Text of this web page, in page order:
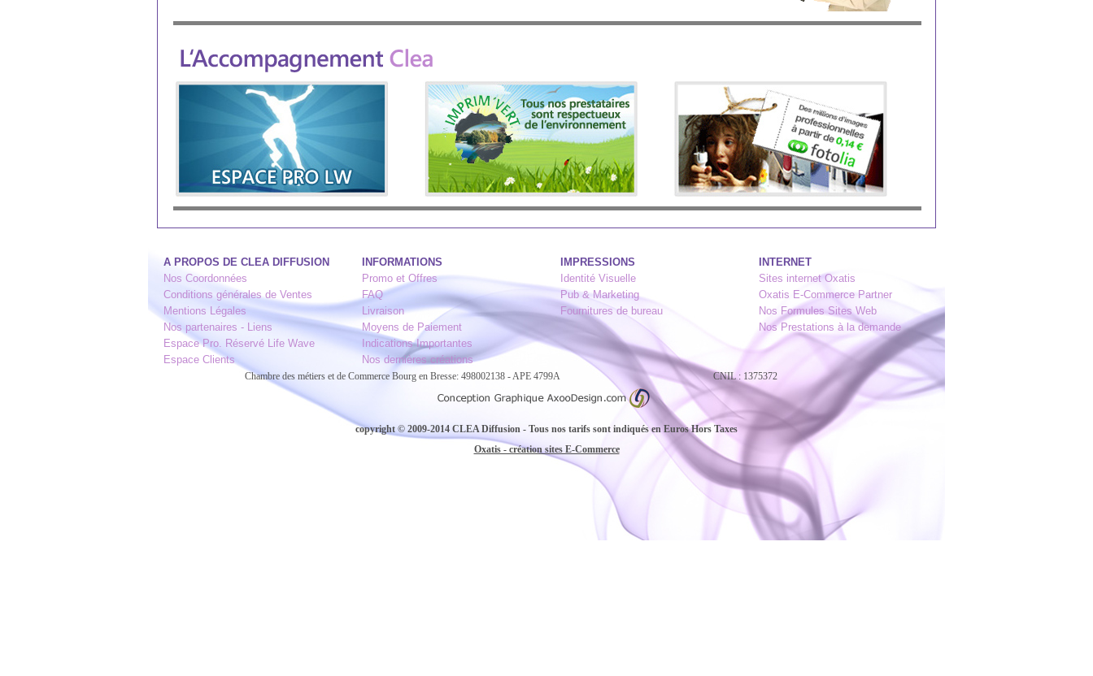
A PROPOS DE CLEA DIFFUSION INFORMATIONS IMPRESSIONS
INTERNET
Nos Coordonnées
Promo et Offres Identité Visuelle
Sites internet Oxatis
Conditions générales de Ventes
FAQ Pub & Marketing
Oxatis E-Commerce Partner
Mentions Légales
Livraison Fournitures de bureau
Nos Formules Sites Web
Nos partenaires - Liens
Moyens de Paiement
Nos Prestations à la demande
Espace Pro. Réservé Life Wave
Indications Importantes
Espace Clients
Nos dernières créations
Chambre des métiers et de Commerce Bourg en Bresse: 498002138 - APE 4799A CNIL : 1375372
copyright © 2009-2014 CLEA Diffusion - Tous nos tarifs sont indiqués en Euros Hors Taxes
Oxatis - création sites E-Commerce